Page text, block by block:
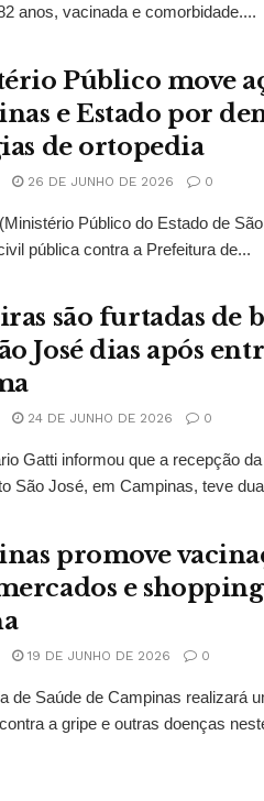
anos, vacinada e comorbidade....
Público move
e Estado por
de ortopedia
26 DE JUNHO DE 2026 0
Público do Estado de
pública contra a Prefeitura de...
são furtadas de
José dias após
24 DE JUNHO DE 2026 0
Gatti informou que a recepção
São José, em Campinas, teve
promove
e
19 DE JUNHO DE 2026 0
de Saúde de Campinas realizará
a gripe e outras doenças